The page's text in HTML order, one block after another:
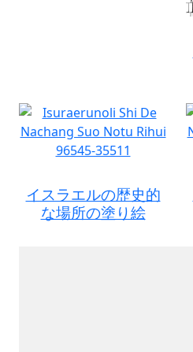
イスラエルの歴史的
な場所の塗り絵